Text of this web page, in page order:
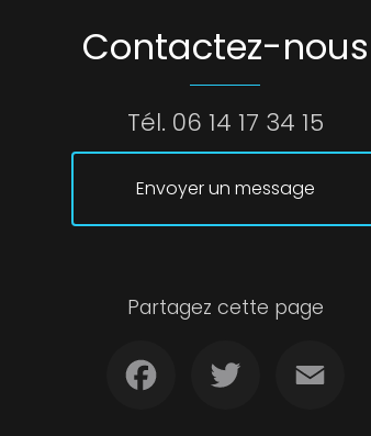
Contactez-nous
Tél. 06 14 17 34 15
Envoyer un message
Partagez cette page